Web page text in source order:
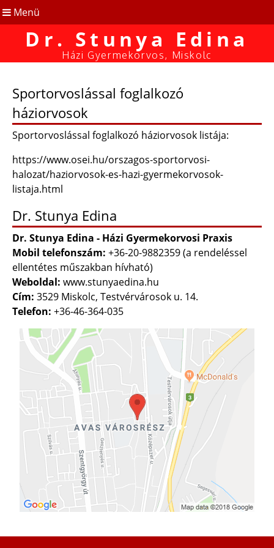
Menü
Dr. Stunya Edina
Házi Gyermekorvos, Miskolc
Sportorvoslással foglalkozó
háziorvosok
Sportorvoslással foglalkozó háziorvosok listája:
https://www.osei.hu/orszagos-sportorvosi-
halozat/haziorvosok-es-hazi-gyermekorvosok-
listaja.html
Dr. Stunya Edina
Dr. Stunya Edina - Házi Gyermekorvosi Praxis
Mobil telefonszám: +36-20-9882359 (a rendeléssel
ellentétes műszakban hívható)
Weboldal: www.stunyaedina.hu
Cím: 3529 Miskolc, Testvérvárosok u. 14.
Telefon: +36-46-364-035